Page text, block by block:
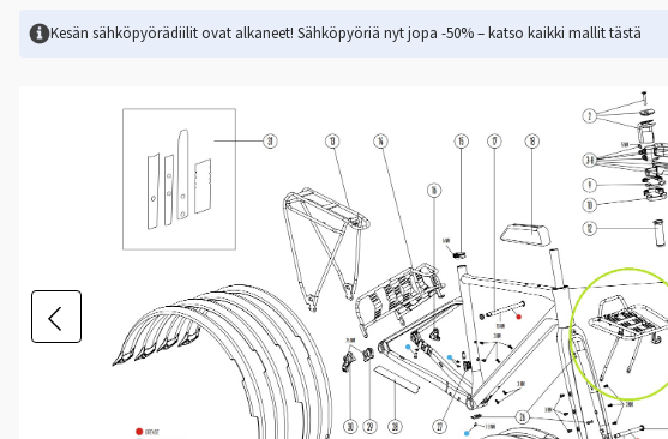
Kesän sähköpyörädiilit ovat alkaneet! Sähköpyöriä nyt jopa -50% – katso kaikki mallittästä